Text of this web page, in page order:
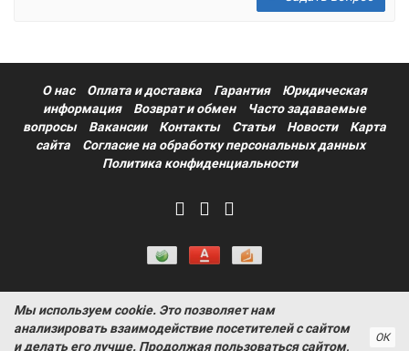
О нас Оплата и доставка Гарантия
Юридическая
информация
Возврат и обмен
Часто задаваемые
вопросы
Вакансии Контакты Статьи Новости
Карта
сайта
Согласие на обработку персональных данных
Политика конфиденциальности
Информация на сайте носит ознакомительный характер и не
является публичной офертой, определяемой положениями
статьи 437 Гражданского кодекса РФ ProtectAuto © 2011-
Мы используем cookie. Это позволяет нам
анализировать взаимодействие посетителей с сайтом
и делать его лучше. Продолжая пользоваться сайтом,
ОК